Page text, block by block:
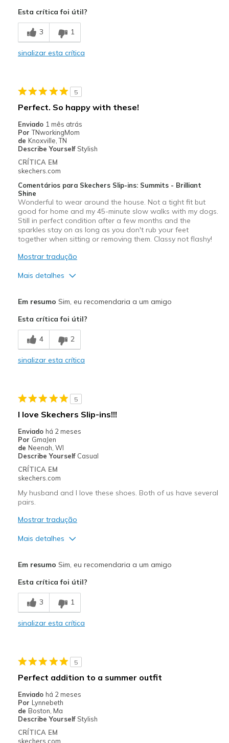
View On Shoes
Shoes are for Wearing
Melhores utilizações
Casual Wear
View On Shoes
Shoes are for Wearing
Esta crítica foi útil?
3 1
sinalizar esta crítica
5
Perfect. So happy with these!
Enviado 1 mês atrás
Por TNworkingMom
de Knoxville, TN
Describe Yourself Stylish
CRÍTICA EM
skechers.com
Comentários para Skechers Slip-ins: Summits - Brilliant
Shine
Wonderful to wear around the house. Not a tight fit but
good for home and my 45-minute slow walks with my dogs.
Still in perfect condition after a few months and the
sparkles stay on as long as you don't rub your feet
together when sitting or removing them. Classy not flashy!
Mostrar tradução
Mais detalhes
Comfortable
Durable
Casual Wear
Width
Sizing
Feels true to size
View On Shoes
Em resumo Sim, eu recomendaria a um amigo
Esta crítica foi útil?
4 2
sinalizar esta crítica
5
I love Skechers Slip-ins!!!
Enviado há 2 meses
Por GmaJen
de Neenah, WI
Describe Yourself Casual
CRÍTICA EM
skechers.com
My husband and I love these shoes. Both of us have several
pairs.
Mostrar tradução
Mais detalhes
Breathe Well
Comfortable
Going Out
Special Occasions
Em resumo Sim, eu recomendaria a um amigo
Esta crítica foi útil?
3 1
sinalizar esta crítica
5
Perfect addition to a summer outfit
Enviado há 2 meses
Por Lynnebeth
de Boston, Ma
Describe Yourself Stylish
CRÍTICA EM
skechers.com